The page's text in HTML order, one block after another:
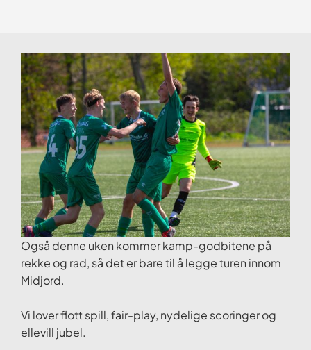
Også denne uken kommer kamp-godbitene på
rekke og rad, så det er bare til å legge turen innom
Midjord.
Vi lover flott spill, fair-play, nydelige scoringer og
ellevill jubel.